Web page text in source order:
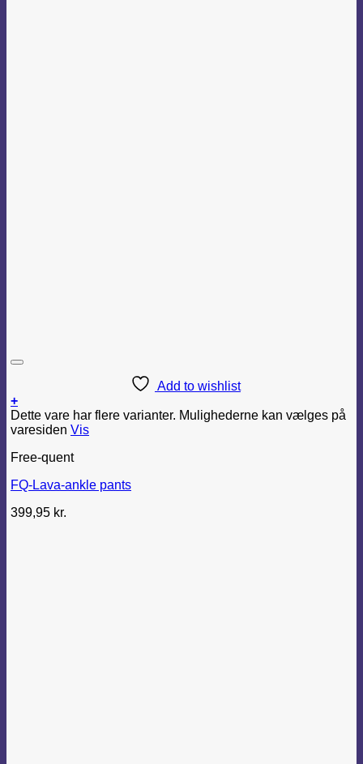
Add to wishlist
+
Dette vare har flere varianter. Mulighederne kan vælges på
varesiden Vis
Free-quent
FQ-Lava-ankle pants
399,95 kr.